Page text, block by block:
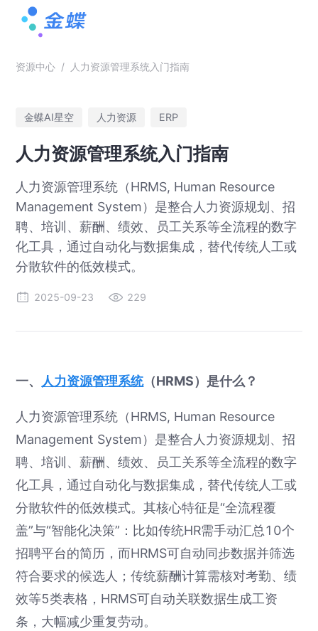
资源中心 / 人力资源管理系统入门指南
金蝶AI星空 人力资源 ERP
人力资源管理系统入门指南
人力资源管理系统（HRMS, Human Resource
Management System）是整合人力资源规划、招
聘、培训、薪酬、绩效、员工关系等全流程的数字
化工具，通过自动化与数据集成，替代传统人工或
分散软件的低效模式。
2025-09-23 229
一、 人力资源管理系统（HRMS）是什么？
人力资源管理系统（HRMS, Human Resource
Management System）是整合人力资源规划、招
聘、培训、薪酬、绩效、员工关系等全流程的数字
化工具，通过自动化与数据集成，替代传统人工或
分散软件的低效模式。其核心特征是“全流程覆
盖”与“智能化决策”：比如传统HR需手动汇总10个
招聘平台的简历，而HRMS可自动同步数据并筛选
符合要求的候选人；传统薪酬计算需核对考勤、绩
效等5类表格，HRMS可自动关联数据生成工资
条，大幅减少重复劳动。